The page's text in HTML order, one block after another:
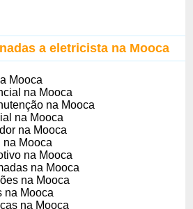
a eletricista na Mooca
Mooca
na Mooca
na Mooca
na Mooca
na Mooca
Mooca
na Mooca
na Mooca
na Mooca
na Mooca
na Mooca